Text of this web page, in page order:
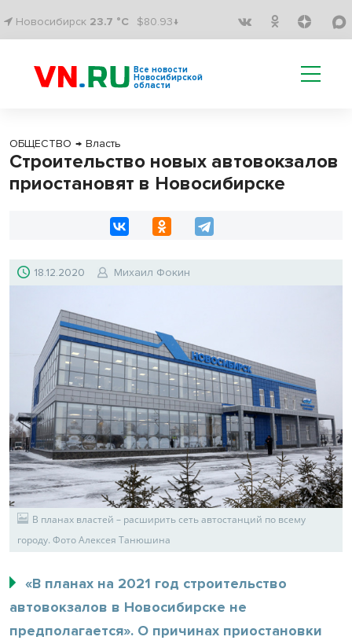
Новосибирск 23.7 °C $80.93↓
Все новости
Новосибирской
области
ОБЩЕСТВО → Власть
Строительство новых автовокзалов
приостановят в Новосибирске
18.12.2020 Михаил Фокин
В планах властей – расширить сеть автостанций по всему
городу. Фото Алексея Танюшина
«В планах на 2021 год строительство
автовокзалов в Новосибирске не
предполагается». О причинах приостановки